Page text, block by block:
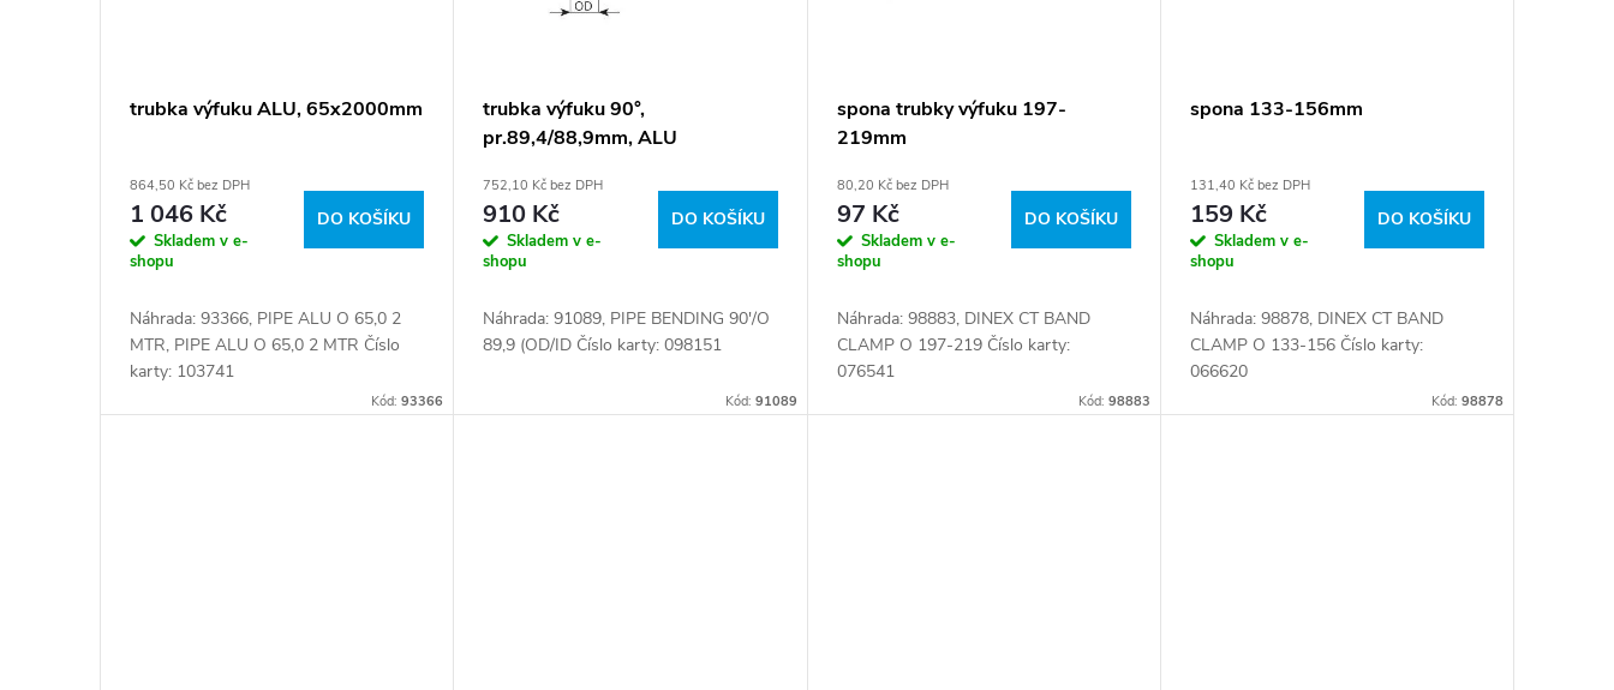
k
trubka výfuku ALU, 65x2000mm
864,50 Kč bez DPH
1 046 Kč
Skladem v e-
shopu
DO KOŠÍKU
Náhrada: 93366, PIPE ALU O 65,0 2
MTR, PIPE ALU O 65,0 2 MTR Číslo
karty: 103741
Kód:93366
trubka výfuku 90°,
pr.89,4/88,9mm, ALU
752,10 Kč bez DPH
910 Kč
Skladem v e-
shopu
DO KOŠÍKU
Náhrada: 91089, PIPE BENDING 90'/O
89,9 (OD/ID Číslo karty: 098151
Kód: 91089
spona trubky výfuku 197-
219mm
80,20 Kč bez DPH
97 Kč
Skladem v e-
shopu
DO KOŠÍKU
Náhrada: 98883, DINEX CT BAND
CLAMP O 197-219 Číslo karty:
076541
Kód: 98883
spona 133-156mm
131,40 Kč bez DPH
159 Kč
Skladem v e-
shopu
DO KOŠÍKU
Náhrada: 98878, DINEX CT BAND
CLAMP O 133-156 Číslo karty:
066620
Kód: 98878